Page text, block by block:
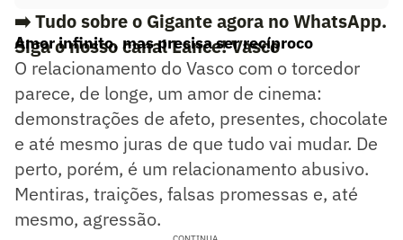
➡️ Tudo sobre o Gigante agora no WhatsApp.
Siga o nosso canal Lance! Vasco
Amor infinito, mas precisa ser recíproco
O relacionamento do Vasco com o torcedor
parece, de longe, um amor de cinema:
demonstrações de afeto, presentes, chocolate
e até mesmo juras de que tudo vai mudar. De
perto, porém, é um relacionamento abusivo.
Mentiras, traições, falsas promessas e, até
mesmo, agressão.